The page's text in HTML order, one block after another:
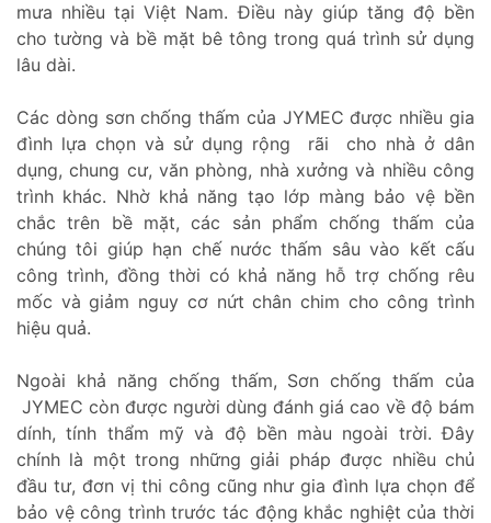
mưa nhiều tại Việt Nam. Điều này giúp tăng độ bền
cho tường và bề mặt bê tông trong quá trình sử dụng
lâu dài.
Các dòng sơn chống thấm của JYMEC được nhiều gia
đình lựa chọn và sử dụng rộng rãi cho nhà ở dân
dụng, chung cư, văn phòng, nhà xưởng và nhiều công
trình khác. Nhờ khả năng tạo lớp màng bảo vệ bền
chắc trên bề mặt, các sản phẩm chống thấm của
chúng tôi giúp hạn chế nước thấm sâu vào kết cấu
công trình, đồng thời có khả năng hỗ trợ chống rêu
mốc và giảm nguy cơ nứt chân chim cho công trình
hiệu quả.
Ngoài khả năng chống thấm, Sơn chống thấm của
JYMEC còn được người dùng đánh giá cao về độ bám
dính, tính thẩm mỹ và độ bền màu ngoài trời. Đây
chính là một trong những giải pháp được nhiều chủ
đầu tư, đơn vị thi công cũng như gia đình lựa chọn để
bảo vệ công trình trước tác động khắc nghiệt của thời